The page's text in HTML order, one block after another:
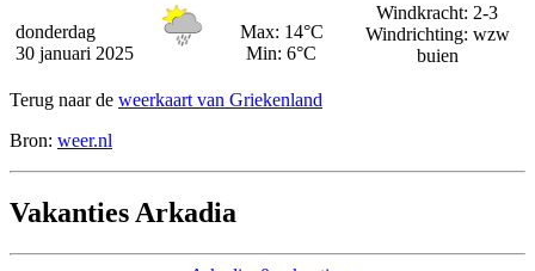
donderdag
30 januari 2025
Max: 14°C
Min: 6°C
Windkracht: 2-3
Windrichting: wzw
buien
Terug naar de weerkaart van Griekenland
Bron: weer.nl
Vakanties Arkadia